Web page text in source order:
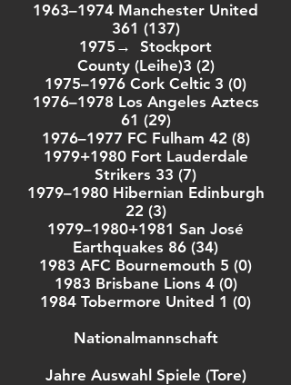
1963–1974 Manchester United
361 (137)
1975→ Stockport
County (Leihe)3 (2)
1975–1976 Cork Celtic 3 (0)
1976–1978 Los Angeles Aztecs
61 (29)
1976–1977 FC Fulham 42 (8)
1979+1980 Fort Lauderdale
Strikers 33 (7)
1979–1980 Hibernian Edinburgh
22 (3)
1979–1980+1981 San José
Earthquakes 86 (34)
1983 AFC Bournemouth 5 (0)
1983 Brisbane Lions 4 (0)
1984 Tobermore United 1 (0)
Nationalmannschaft
Jahre Auswahl Spiele (Tore)